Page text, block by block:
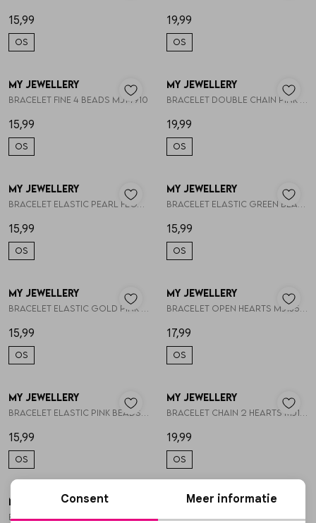
15,99
OS
19,99
OS
1 /2
My Jewellery
Bracelet fine 4 beads MJ14910
15,99
OS
1 /2
My Jewellery
19,99
OS
1 /2
My Jewellery
15,99
OS
1 /2
My Jewellery
15,99
OS
1 /2
My Jewellery
15,99
OS
1 /2
My Jewellery
17,99
OS
1 /2
My Jewellery
15,99
OS
1 /2
My Jewellery
19,99
OS
My Jewellery
Bracelet beads light blue MJ15827
/2
My Jewellery
Bracelet fine pink gold beads MJ14974
Consent Meer informatie